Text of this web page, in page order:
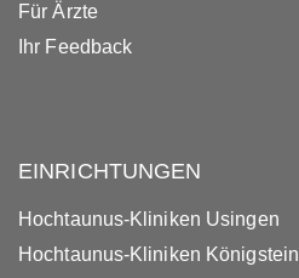
Für Ärzte
Ihr Feedback
EINRICHTUNGEN
Hochtaunus-Kliniken Usingen
Hochtaunus-Kliniken Königstein